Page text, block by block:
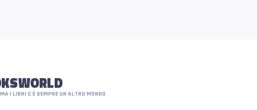
I LIBRI C'È SEMPRE UN ALTRO MONDO